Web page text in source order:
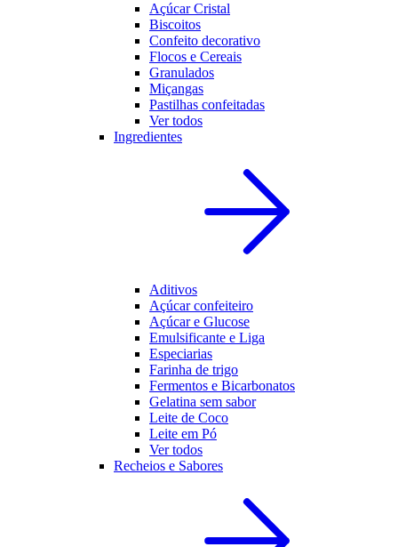
Açúcar Cristal
Biscoitos
Confeito decorativo
Flocos e Cereais
Granulados
Miçangas
Pastilhas confeitadas
Ver todos
Ingredientes
Aditivos
Açúcar confeiteiro
Açúcar e Glucose
Emulsificante e Liga
Especiarias
Farinha de trigo
Fermentos e Bicarbonatos
Gelatina sem sabor
Leite de Coco
Leite em Pó
Ver todos
Recheios e Sabores